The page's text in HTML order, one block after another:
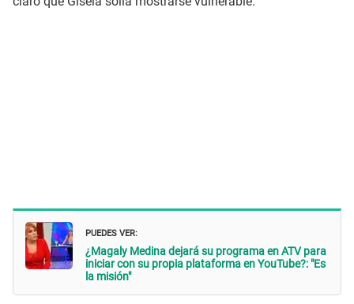
PUEDES VER:
¿Magaly Medina dejará su programa en ATV para
iniciar con su propia plataforma en YouTube?: "Es
la misión"